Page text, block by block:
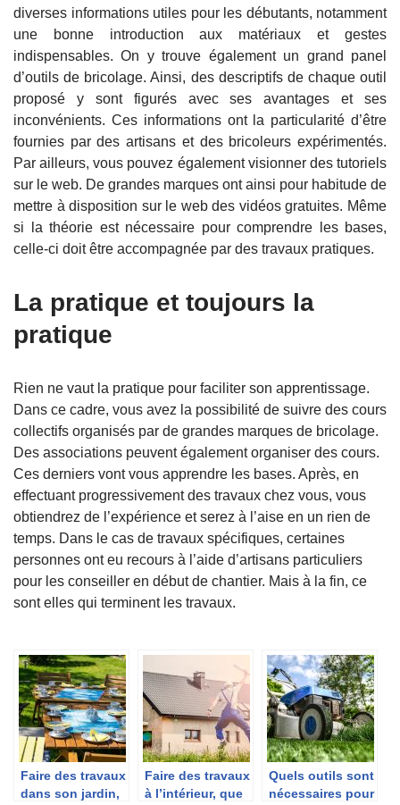
diverses informations utiles pour les débutants, notamment
une bonne introduction aux matériaux et gestes
indispensables. On y trouve également un grand panel
d’outils de bricolage. Ainsi, des descriptifs de chaque outil
proposé y sont figurés avec ses avantages et ses
inconvénients. Ces informations ont la particularité d’être
fournies par des artisans et des bricoleurs expérimentés.
Par ailleurs, vous pouvez également visionner des tutoriels
sur le web. De grandes marques ont ainsi pour habitude de
mettre à disposition sur le web des vidéos gratuites. Même
si la théorie est nécessaire pour comprendre les bases,
celle-ci doit être accompagnée par des travaux pratiques.
La pratique et toujours la
pratique
Rien ne vaut la pratique pour faciliter son apprentissage.
Dans ce cadre, vous avez la possibilité de suivre des cours
collectifs organisés par de grandes marques de bricolage.
Des associations peuvent également organiser des cours.
Ces derniers vont vous apprendre les bases. Après, en
effectuant progressivement des travaux chez vous, vous
obtiendrez de l’expérience et serez à l’aise en un rien de
temps. Dans le cas de travaux spécifiques, certaines
personnes ont eu recours à l’aide d’artisans particuliers
pour les conseiller en début de chantier. Mais à la fin, ce
sont elles qui terminent les travaux.
Faire des travaux
dans son jardin,
Faire des travaux
à l’intérieur, que
Quels outils sont
nécessaires pour